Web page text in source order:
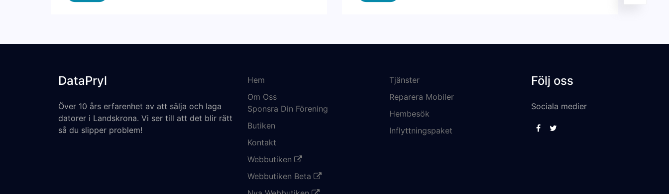
DataPryl
Över 10 års erfarenhet av att sälja och laga
datorer i Landskrona. Vi ser till att det blir rätt
så du slipper problem!
Hem
Om Oss
Sponsra Din Förening
Butiken
Kontakt
Webbutiken
Webbutiken Beta
Tjänster
Reparera Mobiler
Hembesök
Inflyttningspaket
Följ oss
Sociala medier